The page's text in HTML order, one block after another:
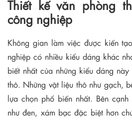
Thiết kế văn phòng
công nghiệp
Không gian làm việc được kiến
nghiệp có nhiều kiểu dáng khác
biết nhất của những kiểu dáng
thô. Những vật liệu thô như gạch,
lựa chọn phổ biến nhất. Bên
như đen, xám bạc đặc biệt hơn